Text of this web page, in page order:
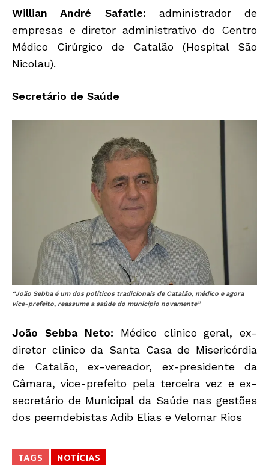
Willian André Safatle: administrador de
empresas e diretor administrativo do Centro
Médico Cirúrgico de Catalão (Hospital São
Nicolau).
Secretário de Saúde
“João Sebba é um dos políticos tradicionais de Catalão, médico e agora
vice-prefeito, reassume a saúde do município novamente”
João Sebba Neto: Médico clinico geral, ex-
diretor clinico da Santa Casa de Misericórdia
de Catalão, ex-vereador, ex-presidente da
Câmara, vice-prefeito pela terceira vez e ex-
secretário de Municipal da Saúde nas gestões
dos peemdebistas Adib Elias e Velomar Rios
TAGS NOTÍCIAS